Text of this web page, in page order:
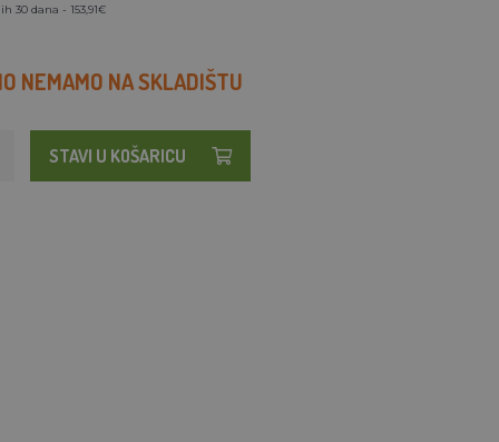
30 dana - 153,91€
NEMAMO NA SKLADIŠTU
STAVI U KOŠARICU